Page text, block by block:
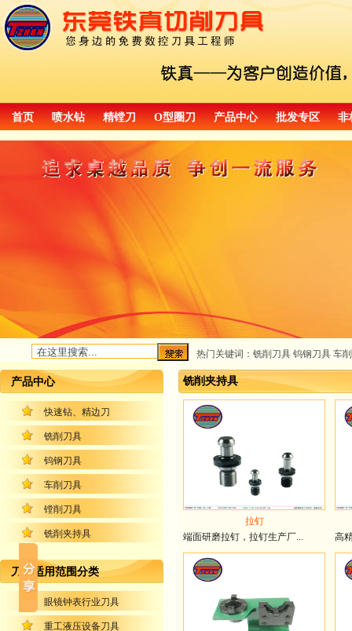
首页 喷水钻 精镗刀 O型圈刀 产品中心 批发专区 非
热门关键词：铣削刀具 钨钢刀具 车
产品中心
快速钻、精边刀
铣削刀具
钨钢刀具
车削刀具
镗削刀具
铣削夹持具
刀具适用范围分类
眼镜钟表行业刀具
重工液压设备刀具
铣削夹持具
拉钉
端面研磨拉钉，拉钉生产厂...
高